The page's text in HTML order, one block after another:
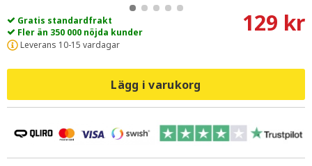
Gratis standardfrakt
Fler än 350 000 nöjda kunder
Leverans 10-15 vardagar
129 kr
Lägg i varukorg